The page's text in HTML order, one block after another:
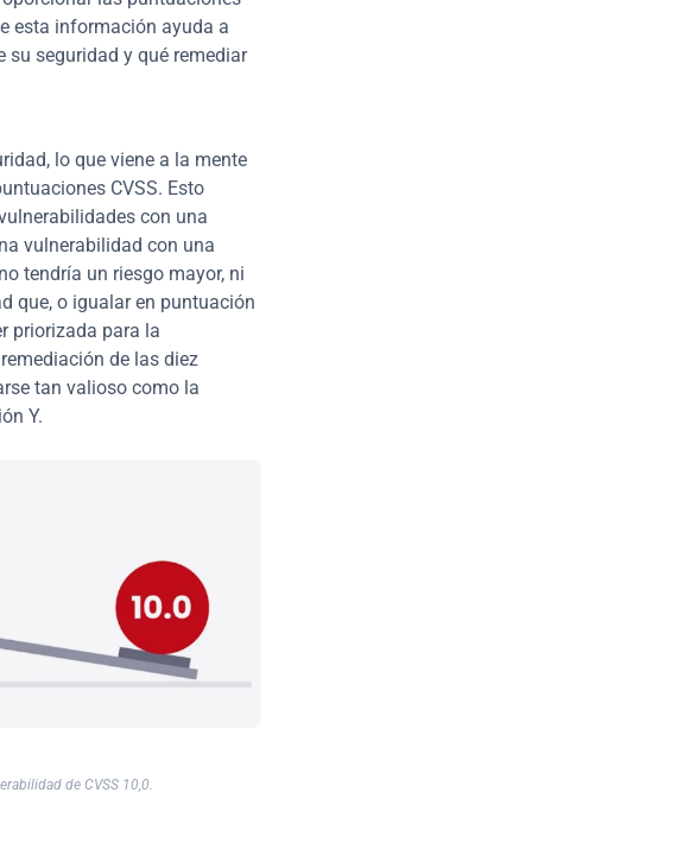
esta información ayuda a
su seguridad y qué remediar
lo que viene a la mente
CVSS. Esto
con una
vulnerabilidad con una
tendría un riesgo mayor, ni
que, o igualar en puntuación
priorizada para la
de las diez
tan valioso como la
Y.
de CVSS 10,0.